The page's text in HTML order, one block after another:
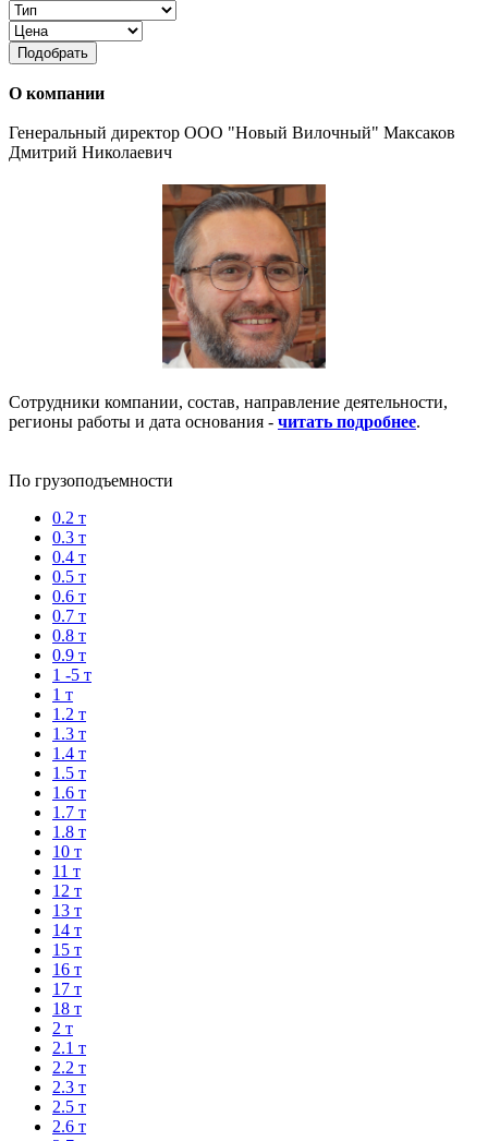
Подобрать
О компании
Генеральный директор ООО "Новый Вилочный" Максаков
Дмитрий Николаевич
Сотрудники компании, состав, направление деятельности,
регионы работы и дата основания - читать подробнее.
По грузоподъемности
0.2 т
0.3 т
0.4 т
0.5 т
0.6 т
0.7 т
0.8 т
0.9 т
1 -5 т
1 т
1.2 т
1.3 т
1.4 т
1.5 т
1.6 т
1.7 т
1.8 т
10 т
11 т
12 т
13 т
14 т
15 т
16 т
17 т
18 т
2 т
2.1 т
2.2 т
2.3 т
2.5 т
2.6 т